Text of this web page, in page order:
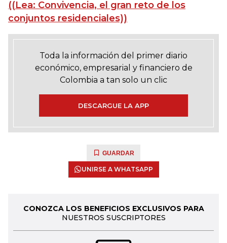
((Lea: Convivencia, el gran reto de los
conjuntos residenciales))
Toda la información del primer diario
económico, empresarial y financiero de
Colombia a tan solo un clic
DESCARGUE LA APP
GUARDAR
UNIRSE A WHATSAPP
CONOZCA LOS BENEFICIOS EXCLUSIVOS PARA
NUESTROS SUSCRIPTORES